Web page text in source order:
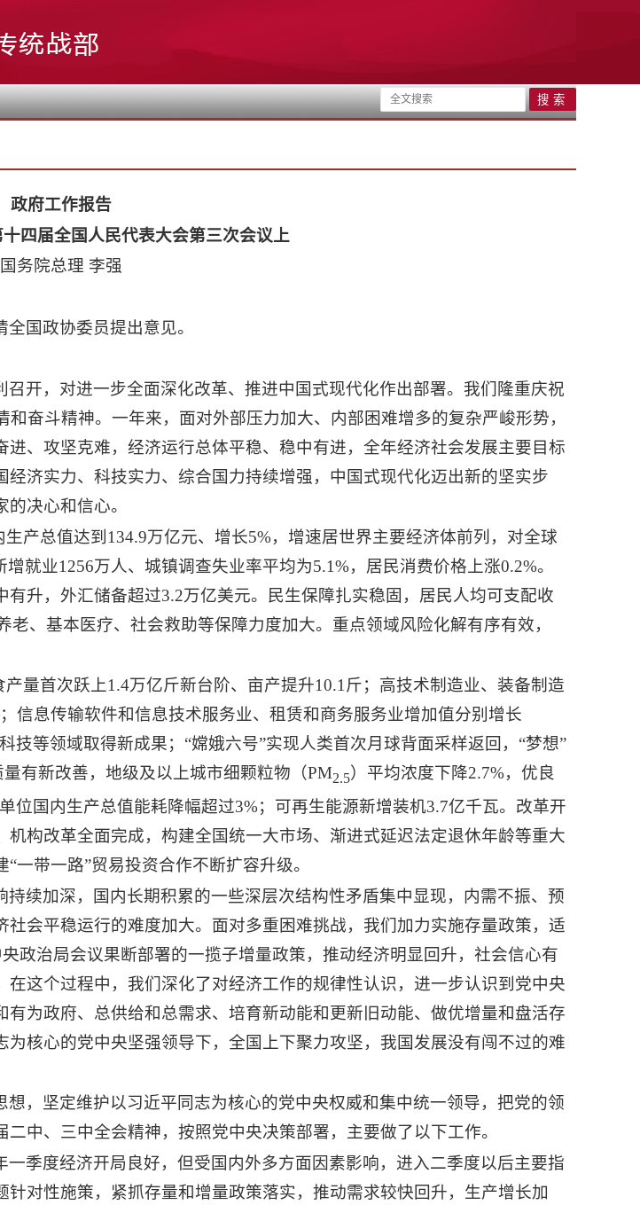
政府工作报告
四届全国人民代表大会第三次会议上
国务院总理 李强
国政协委员提出意见。
开，对进一步全面深化改革、推进中国式现代化作出部署。我们隆重庆祝
奋斗精神。一年来，面对外部压力加大、内部困难增多的复杂严峻形势，
、攻坚克难，经济运行总体平稳、稳中有进，全年经济社会发展主要目标
济实力、科技实力、综合国力持续增强，中国式现代化迈出新的坚实步
决心和信心。
产总值达到134.9万亿元、增长5%，增速居世界主要经济体前列，对全球
就业1256万人、城镇调查失业率平均为5.1%，居民消费价格上涨0.2%。
升，外汇储备超过3.2万亿美元。民生保障扎实稳固，居民人均可支配收
、基本医疗、社会救助等保障力度加大。重点领域风险化解有序有效，
量首次跃上1.4万亿斤新台阶、亩产提升10.1斤；高技术制造业、装备制造
信息传输软件和信息技术服务业、租赁和商务服务业增加值分别增长
等领域取得新成果；“嫦娥六号”实现人类首次月球背面采样返回，“梦想”
有新改善，地级及以上城市细颗粒物（PM2.5）平均浓度下降2.7%，优良
位国内生产总值能耗降幅超过3%；可再生能源新增装机3.7亿千瓦。改革开
构改革全面完成，构建全国统一大市场、渐进式延迟法定退休年龄等重大
一带一路”贸易投资合作不断扩容升级。
续加深，国内长期积累的一些深层次结构性矛盾集中显现，内需不振、预
会平稳运行的难度加大。面对多重困难挑战，我们加力实施存量政策，适
政治局会议果断部署的一揽子增量政策，推动经济明显回升，社会信心有
这个过程中，我们深化了对经济工作的规律性认识，进一步认识到党中央
为政府、总供给和总需求、培育新动能和更新旧动能、做优增量和盘活存
核心的党中央坚强领导下，全国上下聚力攻坚，我国发展没有闯不过的难
，坚定维护以习近平同志为核心的党中央权威和集中统一领导，把党的领
中、三中全会精神，按照党中央决策部署，主要做了以下工作。
季度经济开局良好，但受国内外多方面因素影响，进入二季度以后主要指
对性施策，紧抓存量和增量政策落实，推动需求较快回升，生产增长加